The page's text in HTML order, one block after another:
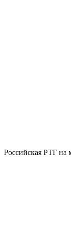
Российская РТГ на